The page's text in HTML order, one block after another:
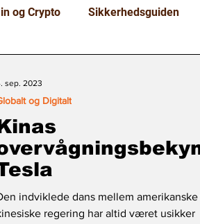
og Crypto Sikkerhedsguiden
indviklede dans mellem
regering har altid været usikker
og Digitalt
sep. 2023